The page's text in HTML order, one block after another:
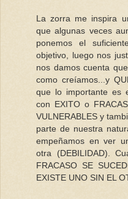
La zorra me inspira
que algunas veces
ponemos el
objetivo, luego nos
nos damos cuenta
como creíamos...y
que lo importante es
con EXITO o
VULNERABLES y
parte de nuestra
empeñamos en ver
otra (DEBILIDAD).
FRACASO SE
EXISTE UNO SIN EL